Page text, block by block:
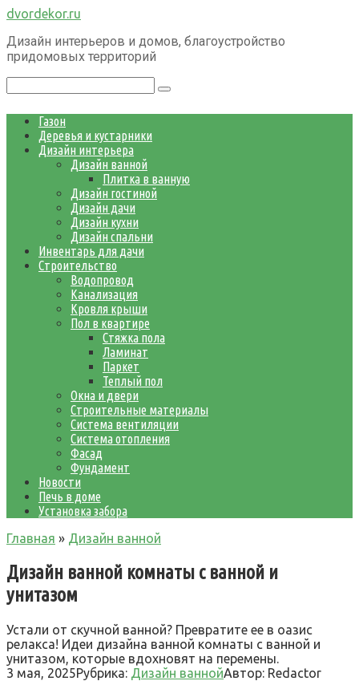
Перейти
контенту
dvordekor.ru
Дизайн интерьеров и домов, благоустройство
придомовых территорий
Газон
Деревья и кустарники
Дизайн интерьера
Дизайн ванной
Плитка в ванную
Дизайн гостиной
Дизайн дачи
Дизайн кухни
Дизайн спальни
Инвентарь для дачи
Строительство
Водопровод
Канализация
Кровля крыши
Пол в квартире
Стяжка пола
Ламинат
Паркет
Теплый пол
Окна и двери
Строительные материалы
Система вентиляции
Система отопления
Фасад
Фундамент
Новости
Печь в доме
Установка забора
Главная » Дизайн ванной
Дизайн ванной комнаты с ванной и
унитазом
Устали от скучной ванной? Превратите ее в оазис
релакса! Идеи дизайна ванной комнаты с ванной и
унитазом, которые вдохновят на перемены.
3 мая, 2025Рубрика: Дизайн ваннойАвтор: Redactor